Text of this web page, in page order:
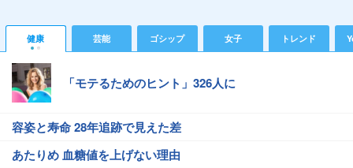
健康 芸能 ゴシップ 女子 トレンド
「モテるためのヒント」326人に
容姿と寿命 28年追跡で見えた差
あたりめ 血糖値を上げない理由